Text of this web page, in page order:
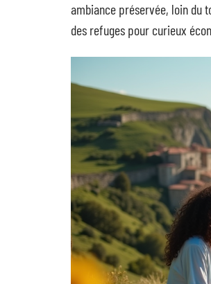
ambiance préservée, loin du
des refuges pour curieux